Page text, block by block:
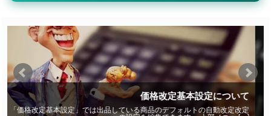
価格改定モード・最安値ターゲットについて
マカド！は商品毎にどの配送経路の、どのコンディションを価格改定の基